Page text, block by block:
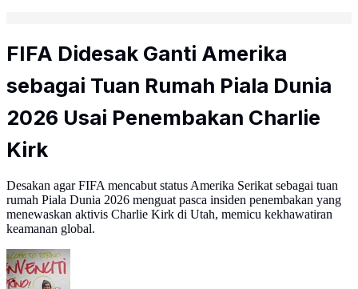
FIFA Didesak Ganti Amerika
sebagai Tuan Rumah Piala Dunia
2026 Usai Penembakan Charlie
Kirk
Desakan agar FIFA mencabut status Amerika Serikat sebagai tuan
rumah Piala Dunia 2026 menguat pasca insiden penembakan yang
menewaskan aktivis Charlie Kirk di Utah, memicu kekhawatiran
keamanan global.